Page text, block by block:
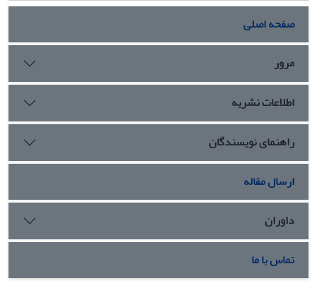
صفحه اصلی
مرور
اطلاعات نشریه
راهنمای نویسندگان
ارسال مقاله
داوران
تماس با ما